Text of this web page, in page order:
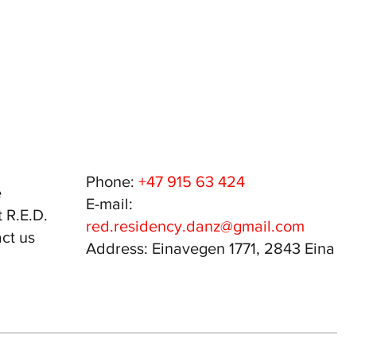
us
Phone: +47 915 63 424
E-mail:
red.residency.danz@gmail.com
Address: Einavegen 1771, 2843 Eina